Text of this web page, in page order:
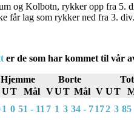
og Kolbotn, rykker opp fra 5.
får lag som rykker ned fra 3. div.
er de som har kommet til vår
Hjemme Borte
UT Mål VUT Mål V UT
1 0 51 - 11 7 1 3 34 - 7172 3 85